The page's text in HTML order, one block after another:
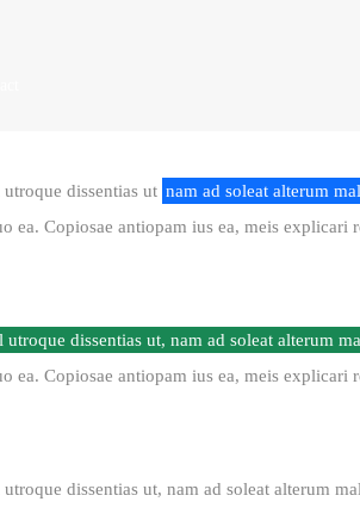
dissentias ut nam ad soleat alterum
ea. Copiosae antiopam ius ea, meis
utroque dissentias ut, nam ad soleat alterum
ea. Copiosae antiopam ius ea, meis
dissentias ut, nam ad soleat alterum